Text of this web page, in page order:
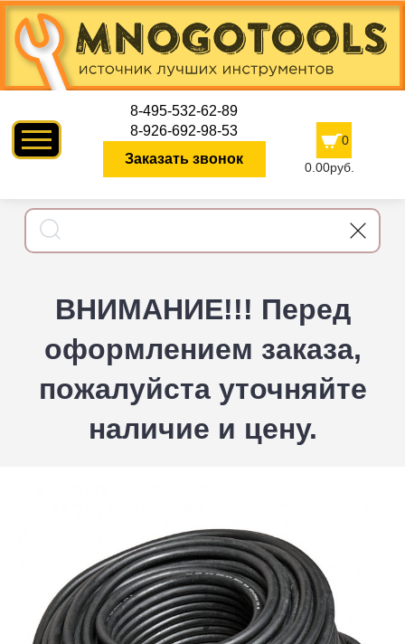
8-495-532-62-89
8-926-692-98-53
Заказать звонок
0
0.00руб.
ВНИМАНИЕ!!! Перед
оформлением заказа,
пожалуйста уточняйте
наличие и цену.